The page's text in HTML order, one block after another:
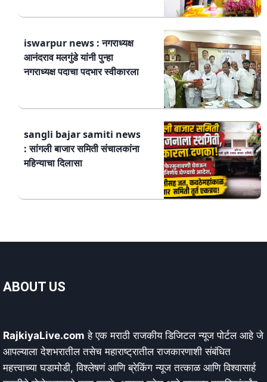
iswarpur news : नगराध्यक्ष
आनंदराव मलगुंडे यांनी पुन्हा
नगराध्यक्ष पदाचा पदभार स्वीकारला
sangli bajar samiti news
: सांगली बाजार समिती संचालकांना
महिन्याचा दिलासा
ABOUT US
RajkiyaLive.com हे एक मराठी राजकीय डिजिटल न्यूज पोर्टल आहे जे
आपल्याला देशभरातील तसेच महाराष्ट्रातील राजकारणाशी संबंधित
महत्त्वाच्या घडामोडी, विश्लेषणं आणि ब्रेकिंग न्यूज तत्काळ आणि विश्वासार्ह